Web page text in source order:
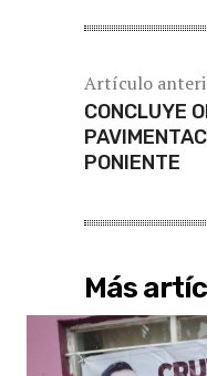
Artículo
CONCLUYE
PONIENTE
Más